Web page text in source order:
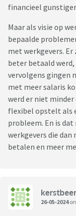
financieel gunstiger
Maar als visie op
bepaalde
met werkgevers.
beter betaald
vervolgens gingen
met meer salaris
werd er niet minder
flexibel opstelt als
probleem. En is
werkgevers die
betalen en meer
kerstbeer
26-05-2024